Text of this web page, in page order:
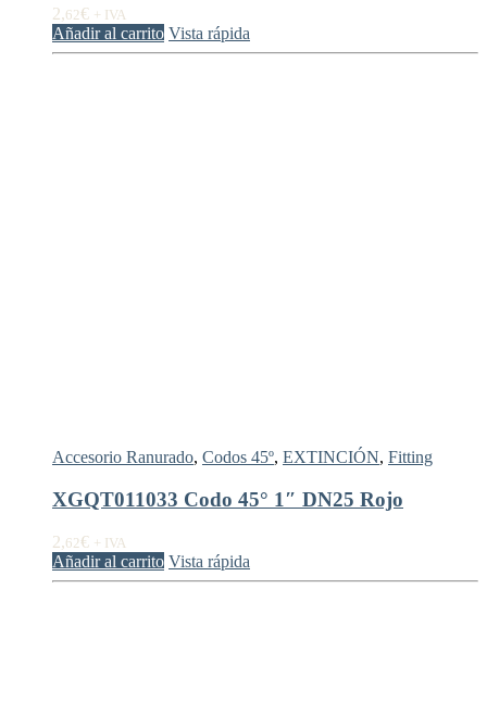
2,62€ + IVA
Añadir al carrito Vista rápida
Accesorio Ranurado, Codos 45º, EXTINCIÓN, Fitting
XGQT011033 Codo 45° 1″ DN25 Rojo
2,62€ + IVA
Añadir al carrito Vista rápida